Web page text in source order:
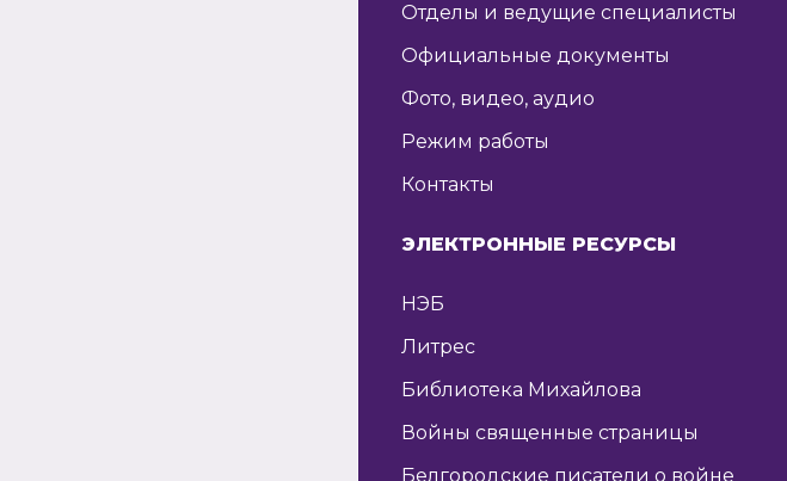
Отделы и ведущие специалисты
Официальные документы
Фото, видео, аудио
Режим работы
Контакты
ЭЛЕКТРОННЫЕ РЕСУРСЫ
НЭБ
Литрес
Библиотека Михайлова
Войны священные страницы
Белгородские писатели о войне